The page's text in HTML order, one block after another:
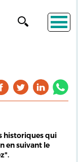
historiques qui
en suivant le